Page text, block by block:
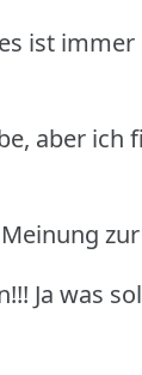
ist
aber ich
zur
Ja was